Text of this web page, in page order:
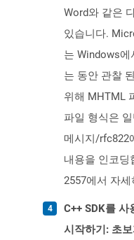
Word와 같은
있습니다.
는 Windows
는 동안 관찰
위해 MHTML
파일 형식은
메시지/rfc822
내용을 인코딩
2557에서 자
C++ SDK를 사
시작하기: 초